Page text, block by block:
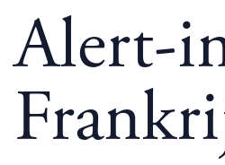
Alert-